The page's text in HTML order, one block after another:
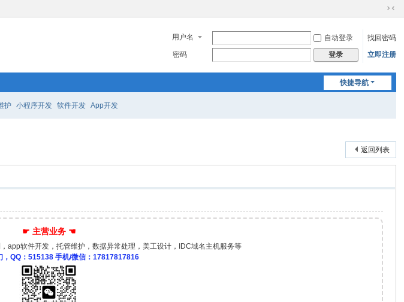
切
到
窄
用户名 自动登录
找回密码
密码
登录 立即注册
快捷导航
护 小程序开发 软件开发 App开发
返回列表
☛ 主营业务 ☚
app软件开发，托管维护，数据异常处理，美工设计，IDC域名主机服务等
，QQ：515138 手机/微信：17817817816